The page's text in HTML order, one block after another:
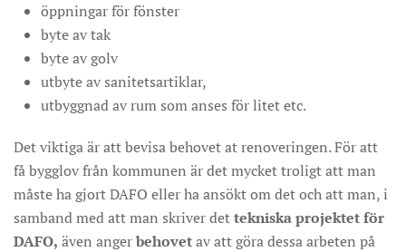
öppningar för fönster
byte av tak
byte av golv
utbyte av sanitetsartiklar,
utbyggnad av rum som anses för litet etc.
Det viktiga är att bevisa behovet at renoveringen. För att
få bygglov från kommunen är det mycket troligt att man
måste ha gjort DAFO eller ha ansökt om det och att man, i
samband med att man skriver dettekniska projektet för
DAFO, även angerbehovetav att göra dessa arbeten på